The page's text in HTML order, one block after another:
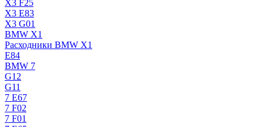
X3 F25
X3 E83
X3 G01
BMW X1
Расходники BMW X1
E84
BMW 7
G12
G11
7 Е67
7 F02
7 F01